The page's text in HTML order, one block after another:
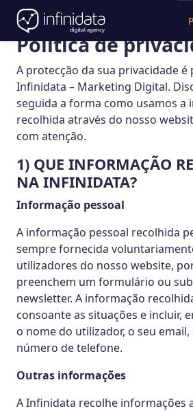
Política de
A protecção da sua privacidade
Infinidata – Marketing Digital.
seguida a forma como usamos a
recolhida através do nosso
com atenção.
1) QUE INFORMAÇÃO
NA INFINIDATA?
Informação pessoal
A informação pessoal recolhida
sempre fornecida
utilizadores do nosso website,
preenchem um formulário ou
newsletter. A informação
consoante as situações e incluir,
o nome do utilizador, o seu
número de telefone.
Outras informações
A Infinidata recolhe informações